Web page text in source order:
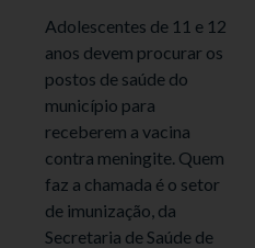
Adolescentes de 11 e 12
anos devem procurar os
postos de saúde do
município para
receberem a vacina
contra meningite. Quem
faz a chamada é o setor
de imunização, da
Secretaria de Saúde de